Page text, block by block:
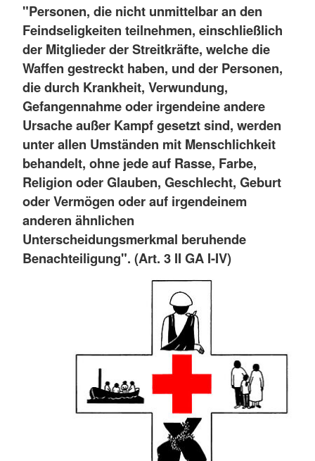
"Personen, die nicht unmittelbar an den
Feindseligkeiten teilnehmen, einschließlich
der Mitglieder der Streitkräfte, welche die
Waffen gestreckt haben, und der Personen,
die durch Krankheit, Verwundung,
Gefangennahme oder irgendeine andere
Ursache außer Kampf gesetzt sind, werden
unter allen Umständen mit Menschlichkeit
behandelt, ohne jede auf Rasse, Farbe,
Religion oder Glauben, Geschlecht, Geburt
oder Vermögen oder auf irgendeinem
anderen ähnlichen
Unterscheidungsmerkmal beruhende
Benachteiligung". (Art. 3 II GA I-IV)